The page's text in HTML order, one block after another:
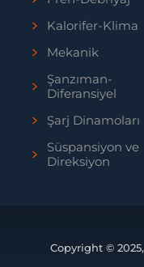
Kalorifer-Klima
Mekanik
Şanzıman-
Diferansiyel
Şarj Dinamoları
Süspansiyon ve
Direksiyon
Copyright ©